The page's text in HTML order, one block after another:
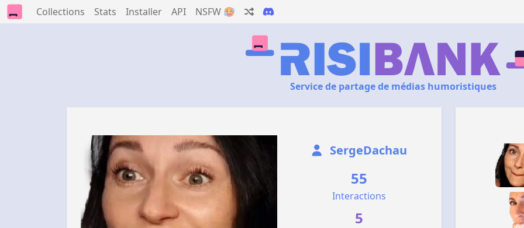
Collections Stats Installer API NSFW 🥵
Service de partage de médias humoristiques
SergeDachau
55
Interactions
5